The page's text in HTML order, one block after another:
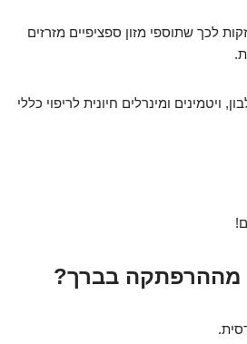
לכך שתוספי מזון ספציפיים מזרזים
ויטמינים ומינרלים חיונית לריפוי כללי